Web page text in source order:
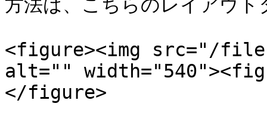
方法は、こちらのレイアウ
<figure><img src="/files/
alt=""
</figure>